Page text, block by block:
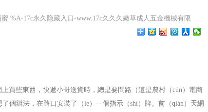
%A-17c永久隐藏入口-www.17c久久久嫩草成人五金機械有限
買些東西，快遞小哥送貨時，總是要問路（這是農村（cūn）電商
個辦法，在路口安裝了（le）一個指示（shì）牌。前（qián）天網